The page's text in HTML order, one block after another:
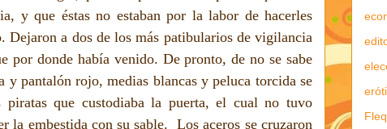
y que éstas no estaban por la labor de hacerles
Dejaron a dos de los más patibularios de vigilancia
por donde había venido. De pronto, de no se sabe
y pantalón rojo, medias blancas y peluca torcida se
piratas que custodiaba la puerta, el cual no tuvo
la embestida con su sable.
Los aceros se cruzaron